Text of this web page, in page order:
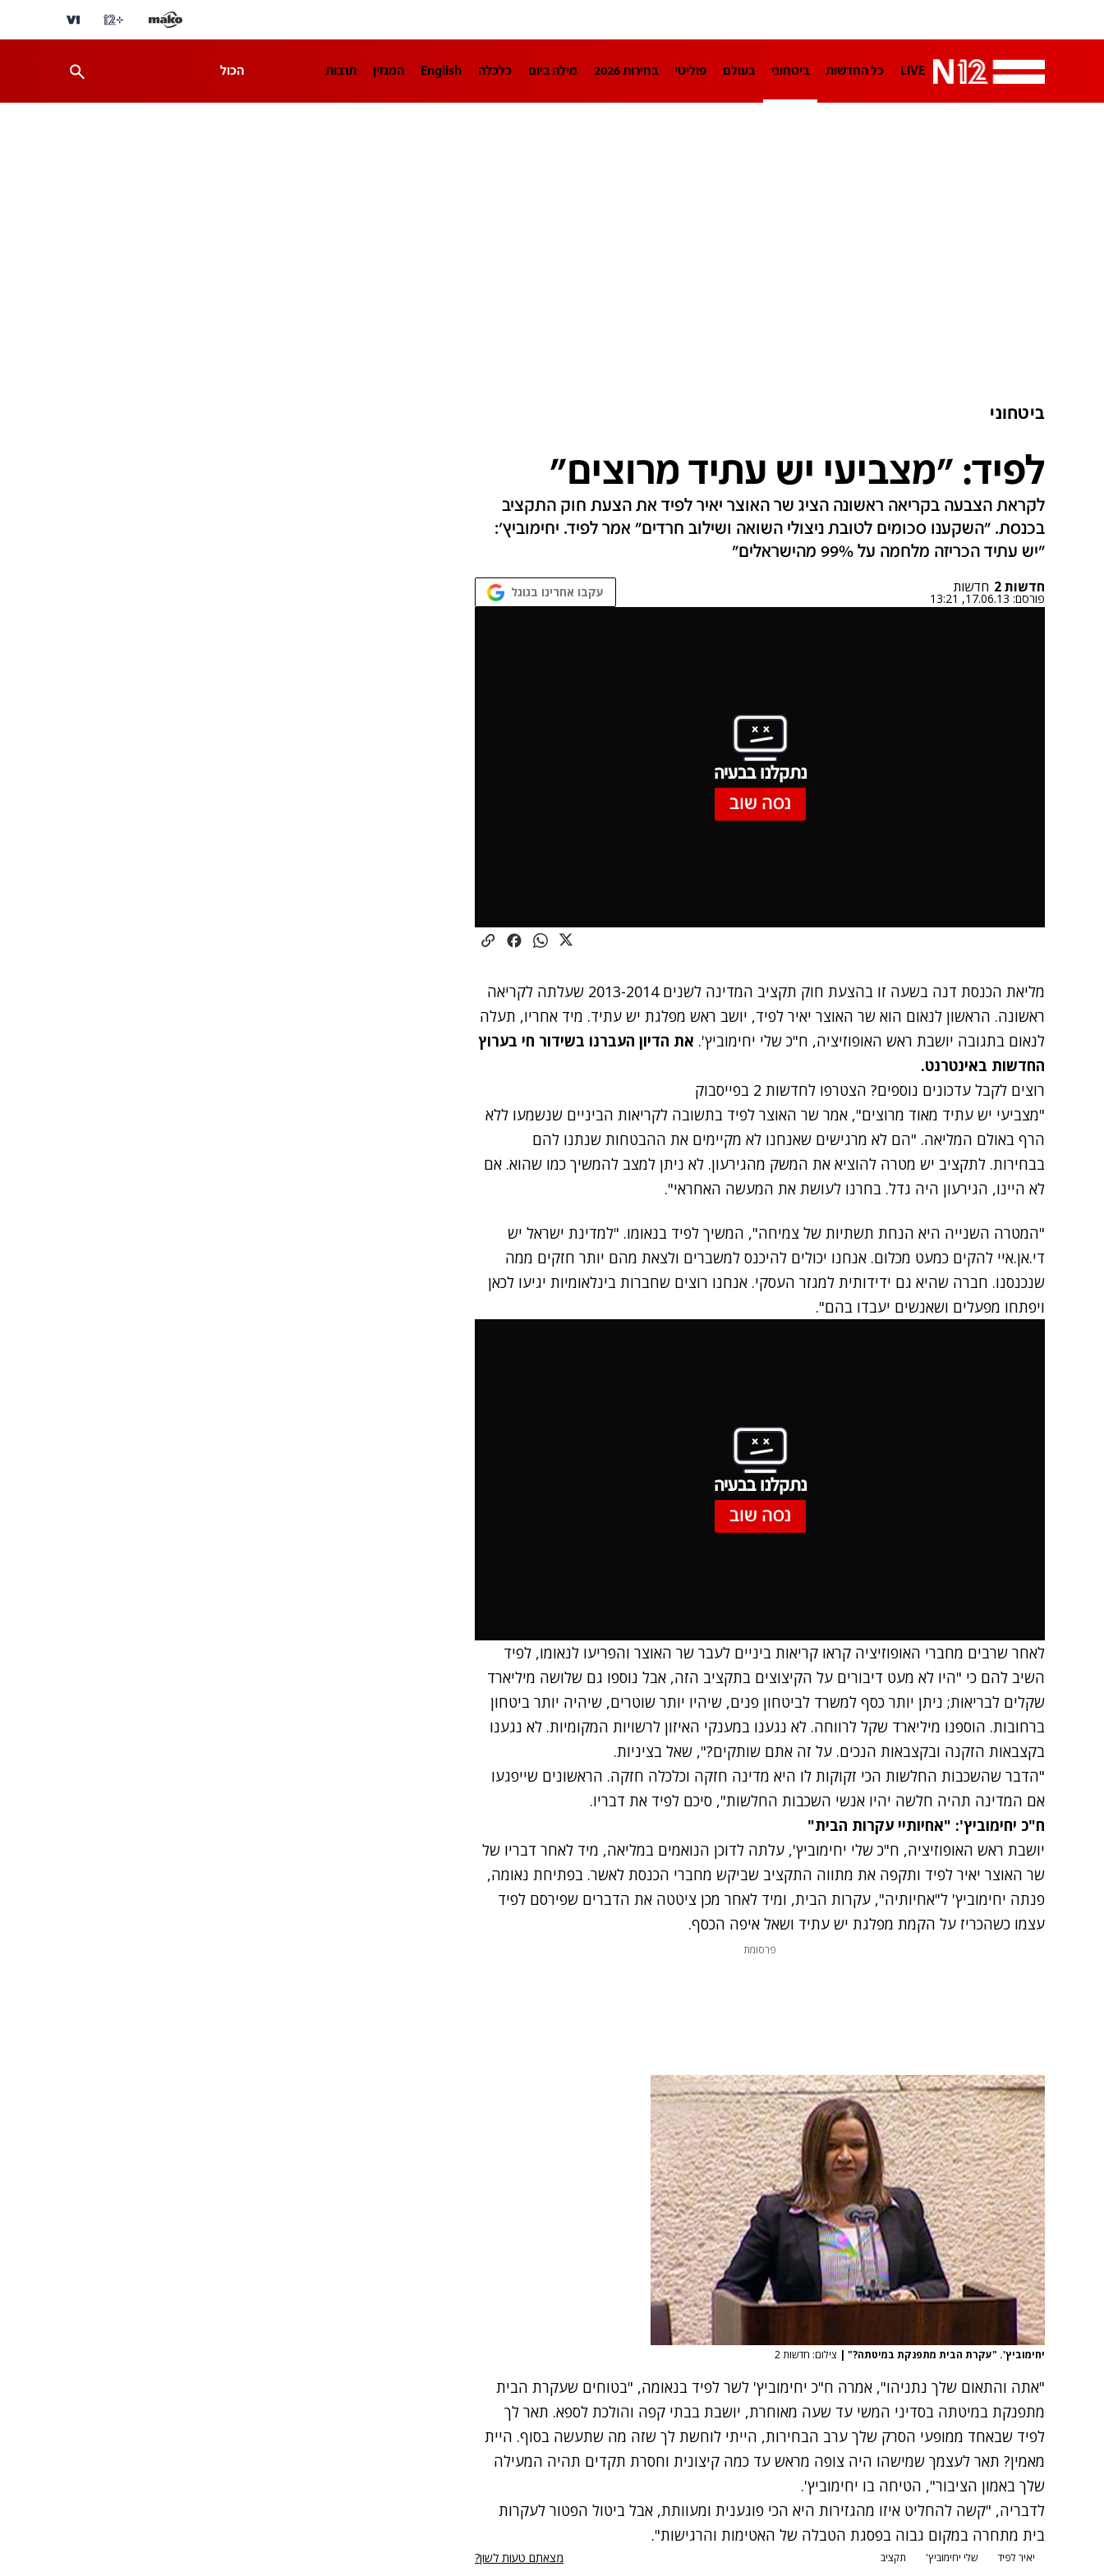
LIVE כל החדשות ביטחוני בעולם פוליטי בחירות 2026 מילה ביום כלכלה English המגזין תרבות הכול
ביטחוני
לפיד: "מצביעי יש עתיד מרוצים"
לקראת הצבעה בקריאה ראשונה הציג שר האוצר יאיר לפיד את הצעת חוק התקציב
בכנסת. "השקענו סכומים לטובת ניצולי השואה ושילוב חרדים" אמר לפיד. יחימוביץ':
"יש עתיד הכריזה מלחמה על 99% מהישראלים"
חדשות 2 חדשות
פורסם: 17.06.13, 13:21 עקבו אחרינו בגוגל
נתקלנו בבעיה
נסה שוב
מליאת הכנסת דנה בשעה זו בהצעת חוק תקציב המדינה לשנים 2013-2014 שעלתה לקריאה
ראשונה. הראשון לנאום הוא שר האוצר יאיר לפיד, יושב ראש מפלגת יש עתיד. מיד אחריו, תעלה
לנאום בתגובה יושבת ראש האופוזיציה, ח"כ שלי יחימוביץ'. את הדיון העברנו בשידור חי בערוץ
החדשות באינטרנט.
רוצים לקבל עדכונים נוספים? הצטרפו לחדשות 2 בפייסבוק
"מצביעי יש עתיד מאוד מרוצים", אמר שר האוצר לפיד בתשובה לקריאות הביניים שנשמעו ללא
הרף באולם המליאה. "הם לא מרגישים שאנחנו לא מקיימים את ההבטחות שנתנו להם
בבחירות. לתקציב יש מטרה להוציא את המשק מהגירעון. לא ניתן למצב להמשיך כמו שהוא. אם
לא היינו, הגירעון היה גדל. בחרנו לעושת את המעשה האחראי".
"המטרה השנייה היא הנחת תשתיות של צמיחה", המשיך לפיד בנאומו. "למדינת ישראל יש
די.אן.איי להקים כמעט מכלום. אנחנו יכולים להיכנס למשברים ולצאת מהם יותר חזקים ממה
שנכנסנו. חברה שהיא גם ידידותית למגזר העסקי. אנחנו רוצים שחברות בינלאומיות יגיעו לכאן
ויפתחו מפעלים ושאנשים יעבדו בהם".
נתקלנו בבעיה
נסה שוב
לאחר שרבים מחברי האופוזיציה קראו קריאות ביניים לעבר שר האוצר והפריעו לנאומו, לפיד
השיב להם כי "היו לא מעט דיבורים על הקיצוצים בתקציב הזה, אבל נוספו גם שלושה מיליארד
שקלים לבריאות; ניתן יותר כסף למשרד לביטחון פנים, שיהיו יותר שוטרים, שיהיה יותר ביטחון
ברחובות. הוספנו מיליארד שקל לרווחה. לא נגענו במענקי האיזון לרשויות המקומיות. לא נגענו
בקצבאות הזקנה ובקצבאות הנכים. על זה אתם שותקים?", שאל בציניות.
"הדבר שהשכבות החלשות הכי זקוקות לו היא מדינה חזקה וכלכלה חזקה. הראשונים שייפגעו
אם המדינה תהיה חלשה יהיו אנשי השכבות החלשות", סיכם לפיד את דבריו.
ח"כ יחימוביץ': "אחיותיי עקרות הבית"
יושבת ראש האופוזיציה, ח"כ שלי יחימוביץ', עלתה לדוכן הנואמים במליאה, מיד לאחר דבריו של
שר האוצר יאיר לפיד ותקפה את מתווה התקציב שביקש מחברי הכנסת לאשר. בפתיחת נאומה,
פנתה יחימוביץ' ל"אחיותיה", עקרות הבית, ומיד לאחר מכן ציטטה את הדברים שפירסם לפיד
עצמו כשהכריז על הקמת מפלגת יש עתיד ושאל איפה הכסף.
פרסומת
יחימוביץ'. "עקרת הבית מתפנקת במיטתה?" | צילום: חדשות 2
"אתה והתאום שלך נתניהו", אמרה ח"כ יחימוביץ' לשר לפיד בנאומה, "בטוחים שעקרת הבית
מתפנקת במיטתה בסדיני המשי עד שעה מאוחרת, יושבת בבתי קפה והולכת לספא. תאר לך
לפיד שבאחד ממופעי הסרק שלך ערב הבחירות, הייתי לוחשת לך שזה מה שתעשה בסוף. היית
מאמין? תאר לעצמך שמישהו היה צופה מראש עד כמה קיצונית וחסרת תקדים תהיה המעילה
שלך באמון הציבור", הטיחה בו יחימוביץ'.
לדבריה, "קשה להחליט איזו מהגזירות היא הכי פוגענית ומעוותת, אבל ביטול הפטור לעקרות
בית מתחרה במקום גבוה בפסגת הטבלה של האטימות והרגישות".
יאיר לפיד שלי יחימוביץ' תקציב מצאתם טעות לשון?